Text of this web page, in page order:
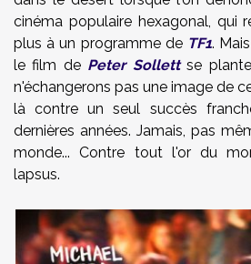
cinéma populaire hexagonal, qui
plus à un programme de TF1.
le film de Peter Sollettse
n'échangerons pas une image de
là contre un seul succès
dernières années. Jamais, pas
monde... Contre tout l'or du
lapsus.